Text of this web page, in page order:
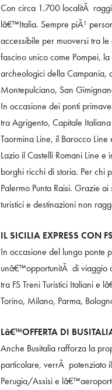
Con circa 1.700 localitÃ
lâ€™Italia. Sempre piÃ¹
accessibile per muoversi tra
fascino unico come Pompei,
archeologici della Campania,
Montepulciano, San
In occasione dei ponti
tra Agrigento, Capitale
Taormina Line, il Barocco
Lazio il Castelli Romani Line
borghi ricchi di storia. Per chi
Palermo Punta Raisi. Grazie
turistici e destinazioni non
IL SICILIA EXPRESS CON
In occasione del lungo ponte
unâ€™opportunitÃ di viaggio
tra FS Treni Turistici Italiani e
Torino, Milano, Parma,
Lâ€™OFFERTA DI
Anche Busitalia rafforza la
particolare, verrÃ potenziato
Perugia/Assisi e